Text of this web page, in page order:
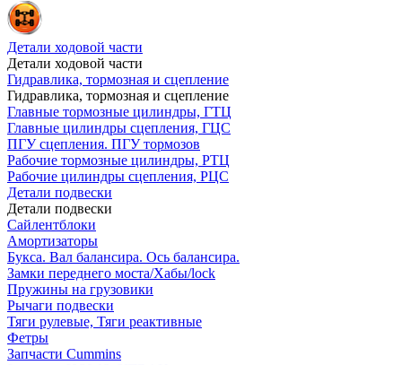
Детали ходовой части
Детали ходовой части
Гидравлика, тормозная и сцепление
Гидравлика, тормозная и сцепление
Главные тормозные цилиндры, ГТЦ
Главные цилиндры сцепления, ГЦС
ПГУ сцепления. ПГУ тормозов
Рабочие тормозные цилиндры, РТЦ
Рабочие цилиндры сцепления, РЦС
Детали подвески
Детали подвески
Cайлентблоки
Амортизаторы
Букса. Вал балансира. Ось балансира.
Замки переднего моста/Хабы/lock
Пружины на грузовики
Рычаги подвески
Тяги рулевые, Тяги реактивные
Фетры
Запчасти Cummins